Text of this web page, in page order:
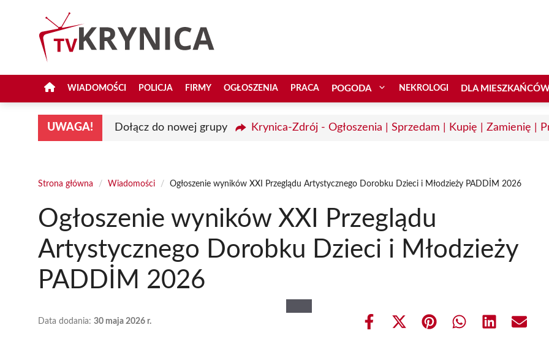
WIADOMOŚCI POLICJA FIRMY OGŁOSZENIA PRACA POGODA NEKROLOGI DLA
UWAGA! Dołącz do nowej grupy Krynica-Zdrój - Ogłoszenia | Sprzedam | Kupię | Zamienię |
Strona główna / Wiadomości / Ogłoszenie wyników XXI Przeglądu Artystycznego Dorobku Dzieci i Młodzieży PADDİM 2026
Ogłoszenie wyników XXI Przeglądu
Artystycznego Dorobku Dzieci i Młodzieży
PADDİM 2026
Data dodania: 30 maja 2026 r.
Share
Share Share Share Share Share